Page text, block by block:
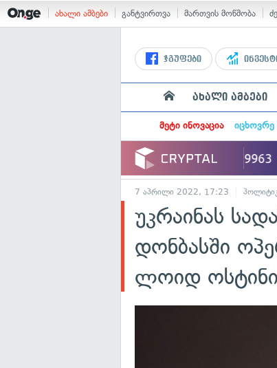
ახალი ამბები განტვირთვა მართვის მოწმობა
ჯგუფები
ახალი ამბები
მეტი ინოვაცია
7 აპრილი 2022, 17:23
უკრაინას
დონბასში
ლოიდ ოსტინი